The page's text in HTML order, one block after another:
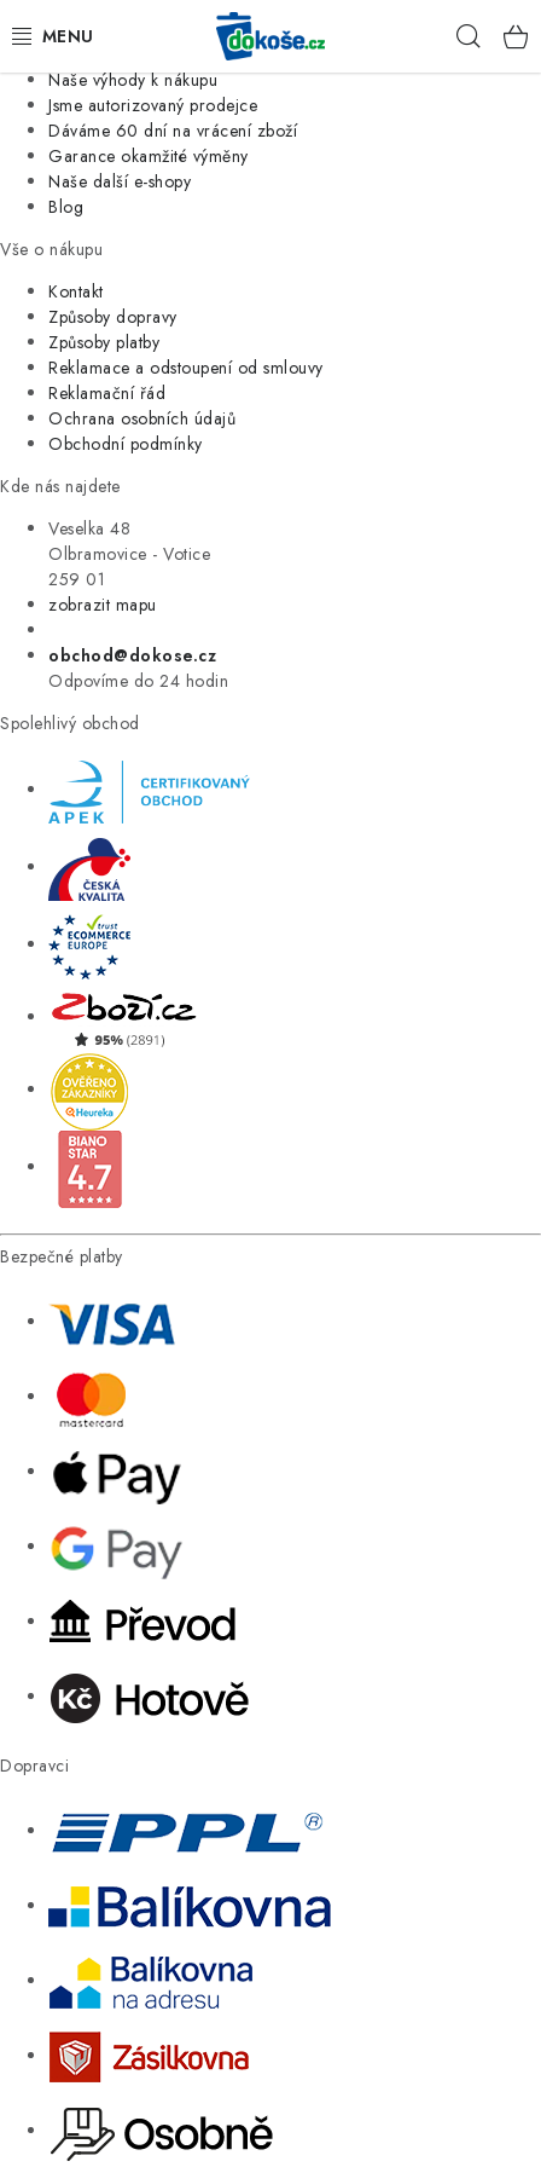
Jsme tradiční česká firma
Naše výhody k nákupu
Jsme autorizovaný prodejce
Dáváme 60 dní na vrácení zboží
Garance okamžité výměny
Naše další e-shopy
Blog
Vše o nákupu
Kontakt
Způsoby dopravy
Způsoby platby
Reklamace a odstoupení od smlouvy
Reklamační řád
Ochrana osobních údajů
Obchodní podmínky
Kde nás najdete
Veselka 48
Olbramovice - Votice
259 01
zobrazit mapu
obchod@dokose.cz
Odpovíme do 24 hodin
Spolehlivý obchod
Bezpečné platby
Dopravci
KOŠE
SÁČKY
KUCHYNĚ
ORGANIZACE
DOMÁCNOST
ÚKLID
VÝPRODEJ
ZNAČKY
Úvod Kontakt Blog
Moje objednávka